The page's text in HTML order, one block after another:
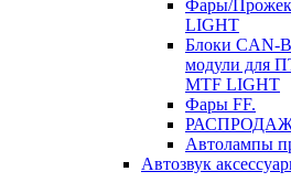
Фары/
LIGHT
Блоки CAN-
модули для
MTF LIGHT
Фары FF.
Автолампы
Автозвук